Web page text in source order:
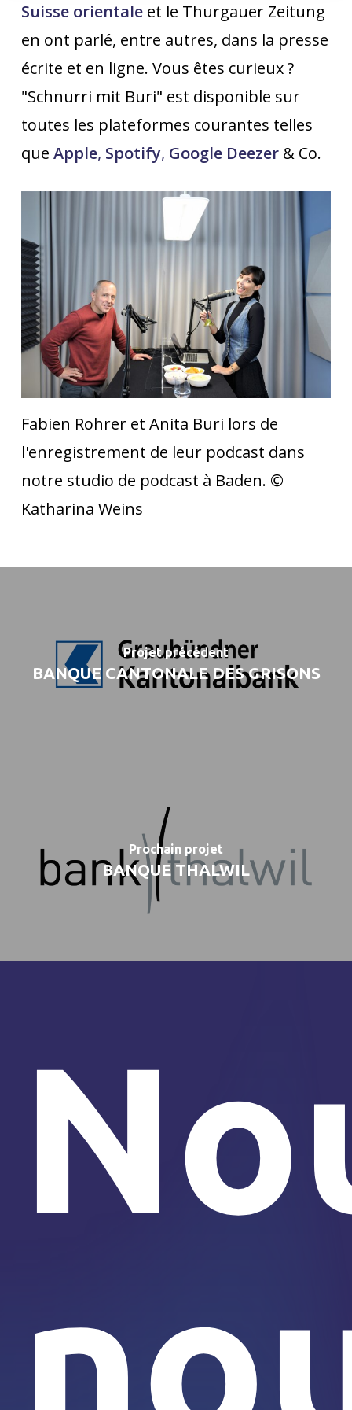
Suisse orientaleet le Thurgauer Zeitung
en ont parlé, entre autres, dans la presse
écrite et en ligne. Vous êtes curieux ?
"Schnurri mit Buri" est disponible sur
toutes les plateformes courantes telles
que Apple, Spotify, Google Deezer& Co.
Fabien Rohrer et Anita Buri lors de
l'enregistrement de leur podcast dans
notre studio de podcast à Baden. ©
Katharina Weins
Projet précédent
BANQUE CANTONALE DES GRISONS
Prochain projet
BANQUE THALWIL